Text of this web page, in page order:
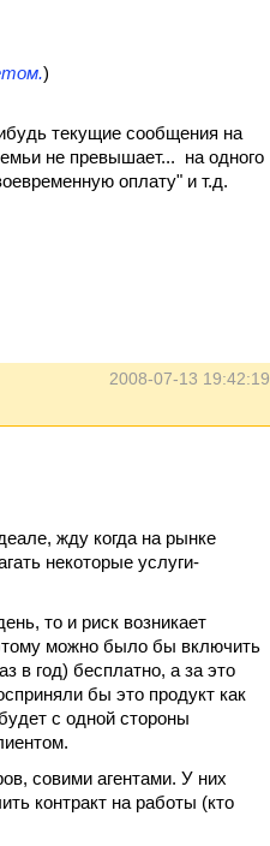
)
текущие сообщения на
не превышает... на одного
оплату" и т.д.
2008-07-13 19:42:19
жду когда на рынке
некоторые услуги-
то и риск возникает
можно было бы включить
в год) бесплатно, а за это
бы это продукт как
с одной стороны
совими агентами. У них
контракт на работы (кто